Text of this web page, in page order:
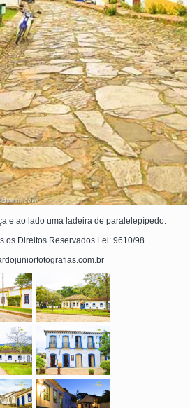
e ao lado uma ladeira de paralelepípedo.
os Direitos Reservados Lei: 9610/98.